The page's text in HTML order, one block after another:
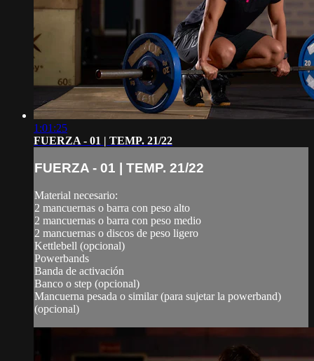
1:01:25
FUERZA - 01 | TEMP. 21/22
FUERZA - 01 | TEMP. 21/22
Material necesario:
2 mancuernas o barra con peso alto
2 mancuernas o barra con peso medio
2 mancuernas o discos de peso ligero
Kettlebell (opcional)
Powerbands
Banda de activación
Banco o step (opcional)
Mancuerna pesada o similar (para sujetar la powerband)
(opcional)